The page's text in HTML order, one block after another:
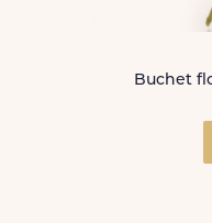
Buchet